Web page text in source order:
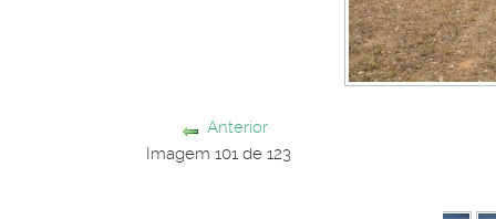
Anterior
Imagem 101 de 123